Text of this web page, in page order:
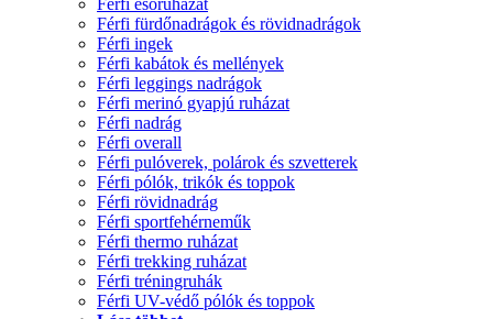
Férfi esőruházat
Férfi fürdőnadrágok és rövidnadrágok
Férfi ingek
Férfi kabátok és mellények
Férfi leggings nadrágok
Férfi merinó gyapjú ruházat
Férfi nadrág
Férfi overall
Férfi pulóverek, polárok és szvetterek
Férfi pólók, trikók és toppok
Férfi rövidnadrág
Férfi sportfehérneműk
Férfi thermo ruházat
Férfi trekking ruházat
Férfi tréningruhák
Férfi UV-védő pólók és toppok